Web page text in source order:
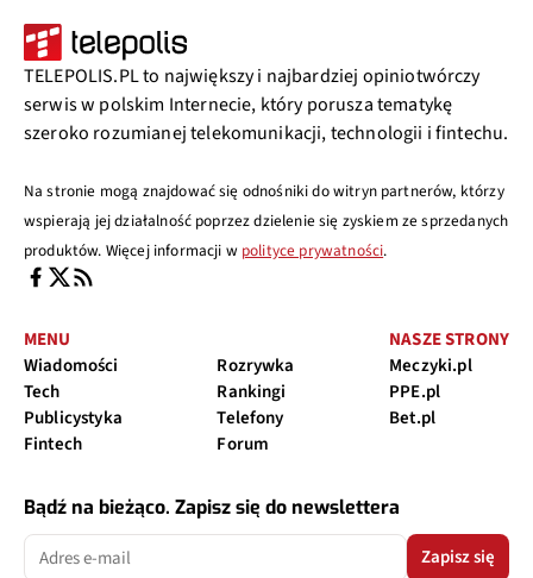
TELEPOLIS.PL to największy i najbardziej opiniotwórczy
serwis w polskim Internecie, który porusza tematykę
szeroko rozumianej telekomunikacji, technologii i fintechu.
Na stronie mogą znajdować się odnośniki do witryn partnerów, którzy
wspierają jej działalność poprzez dzielenie się zyskiem ze sprzedanych
produktów. Więcej informacji w polityce prywatności.
MENU
Wiadomości
Tech
Publicystyka
Fintech
Rozrywka
Rankingi
Telefony
Forum
NASZE STRONY
Meczyki.pl
PPE.pl
Bet.pl
Bądź na bieżąco. Zapisz się do newslettera
Zapisz się